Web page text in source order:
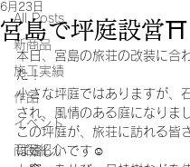
All Posts
新商品
施工実績
作品
イベント
商品紹介
宮島で坪庭設営⛩️
6月23日
本日、宮島の旅荘の改装に合
た！
小さな坪庭ではありますが、
され、風情のある庭になりま
この坪庭が、旅荘に訪れる皆
ば嬉しいです☺️